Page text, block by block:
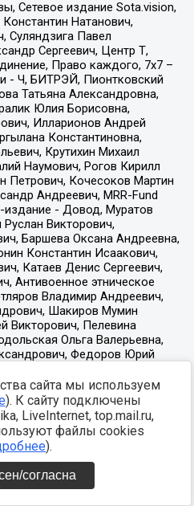
сайта мы используем
). К сайту подключены
LiveInternet, top.mail.ru,
файлы cookies
).
согласна